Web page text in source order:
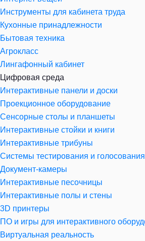
Инструменты для кабинета труда
Кухонные принадлежности
Бытовая техника
Агрокласс
Лингафонный кабинет
Цифровая среда
Интерактивные панели и доски
Проекционное оборудование
Сенсорные столы и планшеты
Интерактивные стойки и книги
Интерактивные трибуны
Системы тестирования и голосования
Документ-камеры
Интерактивные песочницы
Интерактивные полы и стены
3D принтеры
ПО и игры для интерактивного
Виртуальная реальность